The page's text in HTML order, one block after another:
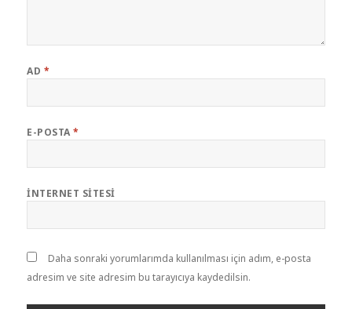
AD *
E-POSTA*
İNTERNET SITESI
Daha sonraki yorumlarımda kullanılması için adım, e-posta
adresim ve site adresim bu tarayıcıya kaydedilsin.